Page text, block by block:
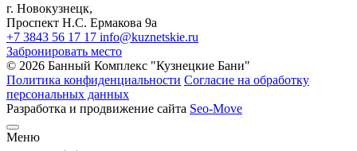
г. Новокузнецк,
Проспект Н.С. Ермакова 9а
+7 3843 56 17 17 info@kuznetskie.ru
Забронировать место
© 2026 Банный Комплекс "Кузнецкие Бани"
Политика конфиденциальности Согласие на обработку
персональных данных
Разработка и продвижение сайта Seo-Move
Меню